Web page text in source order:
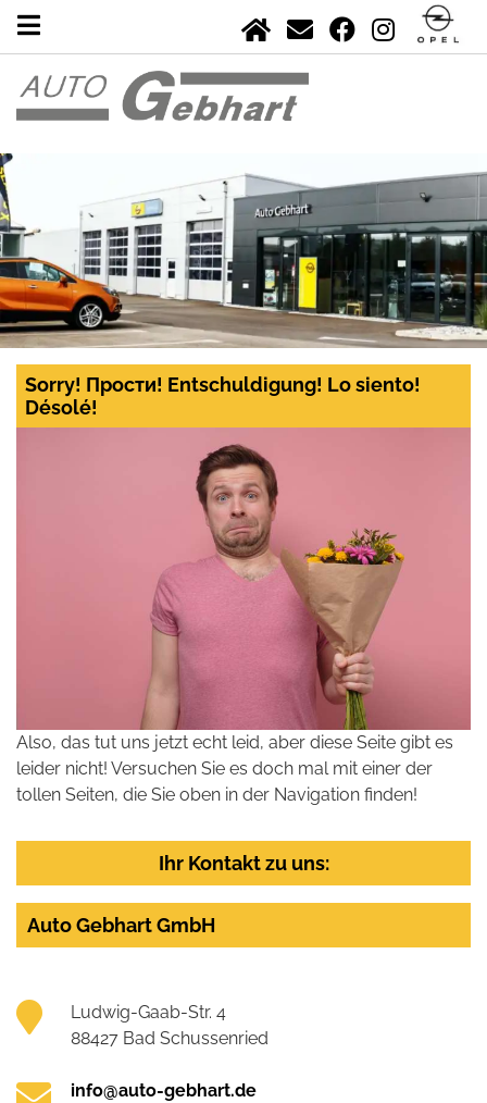
Sorry! Прости! Entschuldigung! Lo siento!
Désolé!
Also, das tut uns jetzt echt leid, aber diese Seite gibt es
leider nicht! Versuchen Sie es doch mal mit einer der
tollen Seiten, die Sie oben in der Navigation finden!
Ihr Kontakt zu uns:
Auto Gebhart GmbH
Ludwig-Gaab-Str. 4
88427 Bad Schussenried
info@auto-gebhart.de